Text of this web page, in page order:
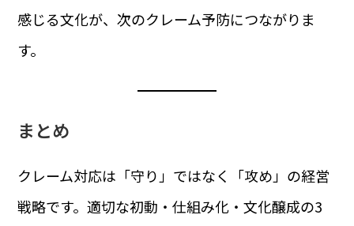
感じる文化が、次のクレーム予防につながりま
す。
まとめ
クレーム対応は「守り」ではなく「攻め」の経営
戦略です。適切な初動・仕組み化・文化醸成の3